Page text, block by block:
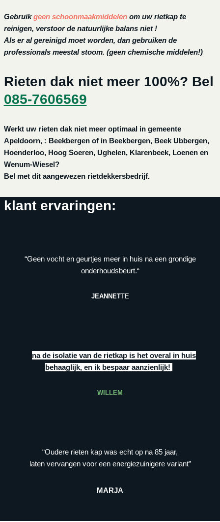
Gebruikgeen schoonmaakmiddelen om uw rietkap te
reinigen, verstoor de natuurlijke balans niet !
Als er al gereinigd moet worden, dan gebruiken de
professionals meestal stoom. (geen chemische middelen!)
Rieten dak niet meer 100%? Bel
085-7606569
Werkt uw rieten dak niet meer optimaal in gemeente
Apeldoorn, : Beekbergen of in Beekbergen, Beek Ubbergen,
Hoenderloo, Hoog Soeren, Ughelen, Klarenbeek, Loenen en
Wenum-Wiesel?
Bel met dit aangewezen rietdekkersbedrijf.
klant ervaringen:
“Geen vocht en geurtjes meer in huis na een grondige
onderhoudsbeurt.“
JEANNETTE
na de isolatie van de rietkap is het overal in huis
behaaglijk, en ik bespaar aanzienlijk!
WILLEM
“Oudere rieten kap was echt op na 85 jaar,
laten vervangen voor een energiezuinigere variant”
MARJA